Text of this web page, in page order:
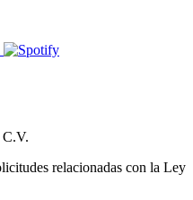
relacionadas con la Ley